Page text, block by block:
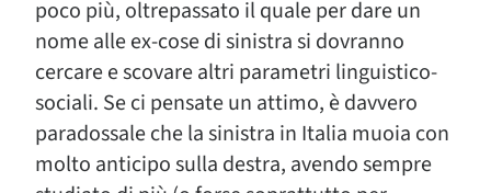
poco più, oltrepassato il quale per dare un
nome alle ex-cose di sinistra si dovranno
cercare e scovare altri parametri linguistico-
sociali. Se ci pensate un attimo, è davvero
paradossale che la sinistra in Italia muoia con
molto anticipo sulla destra, avendo sempre